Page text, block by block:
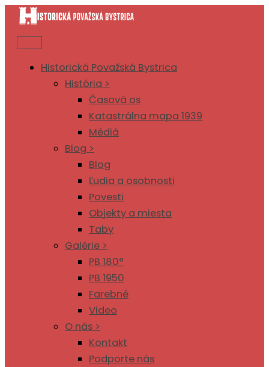
Preskočiť
Historická Považská Bystrica
História >
Časová os
Katastrálna mapa 1939
Médiá
Blog >
Blog
Ľudia a osobnosti
Povesti
Objekty a miesta
Taby
Galérie >
PB 180°
PB 1950
Farebné
Video
O nás >
Kontakt
Podporte nás